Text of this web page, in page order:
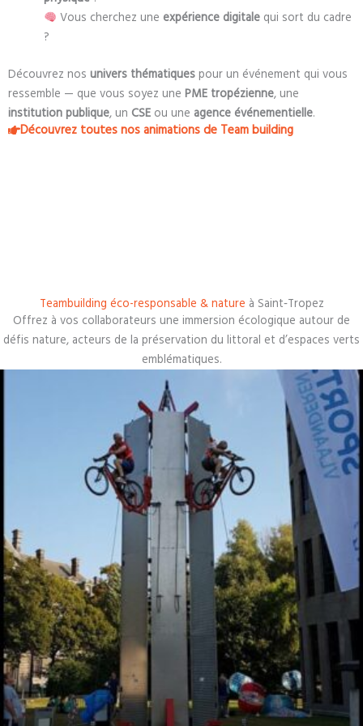
Vous cherchez une expérience digitale qui sort du cadre
?
Découvrez nos univers thématiques pour un événement qui vous
ressemble — que vous soyez une PME tropézienne, une
institution publique, un CSE ou une agence événementielle.
Découvrez toutes nos animations de Team building
Teambuilding éco-responsable & nature à Saint‑Tropez
Offrez à vos collaborateurs une immersion écologique autour de
défis nature, acteurs de la préservation du littoral et d’espaces verts
emblématiques.